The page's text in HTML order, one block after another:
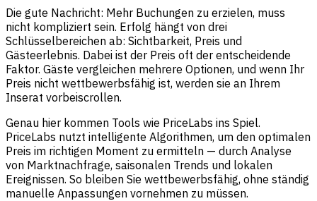
Die gute Nachricht: Mehr Buchungen zu erzielen, muss
nicht kompliziert sein. Erfolg hängt von drei
Schlüsselbereichen ab: Sichtbarkeit, Preis und
Gästeerlebnis. Dabei ist der Preis oft der entscheidende
Faktor. Gäste vergleichen mehrere Optionen, und wenn Ihr
Preis nicht wettbewerbsfähig ist, werden sie an Ihrem
Inserat vorbeiscrollen.
Genau hier kommen Tools wie PriceLabs ins Spiel.
PriceLabs nutzt intelligente Algorithmen, um den optimalen
Preis im richtigen Moment zu ermitteln — durch Analyse
von Marktnachfrage, saisonalen Trends und lokalen
Ereignissen. So bleiben Sie wettbewerbsfähig, ohne ständig
manuelle Anpassungen vornehmen zu müssen.